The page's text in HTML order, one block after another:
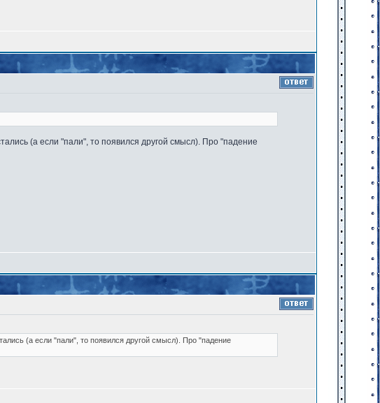
(а если "пали", то появился другой смысл). Про "падение
(а если "пали", то появился другой смысл). Про "падение